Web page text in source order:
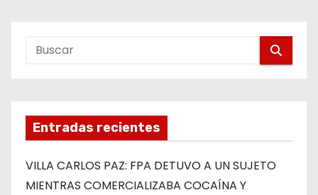
Entradas recientes
VILLA CARLOS PAZ: FPA DETUVO A UN SUJETO
MIENTRAS COMERCIALIZABA COCAÍNA Y